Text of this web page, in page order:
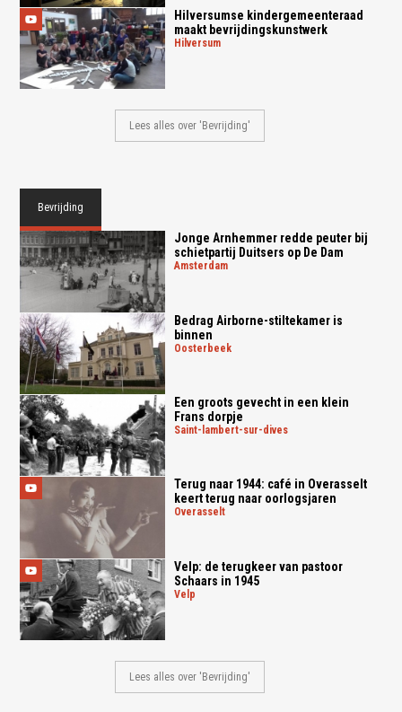
Hilversumse kindergemeenteraad
maakt bevrijdingskunstwerk
hilversum
Lees alles over 'Bevrijding'
Bevrijding
Jonge Arnhemmer redde peuter bij
schietpartij Duitsers op De Dam
amsterdam
Bedrag Airborne-stiltekamer is
binnen
oosterbeek
Een groots gevecht in een klein
Frans dorpje
saint-lambert-sur-dives
Terug naar 1944: café in Overasselt
keert terug naar oorlogsjaren
overasselt
Velp: de terugkeer van pastoor
Schaars in 1945
velp
Lees alles over 'Bevrijding'